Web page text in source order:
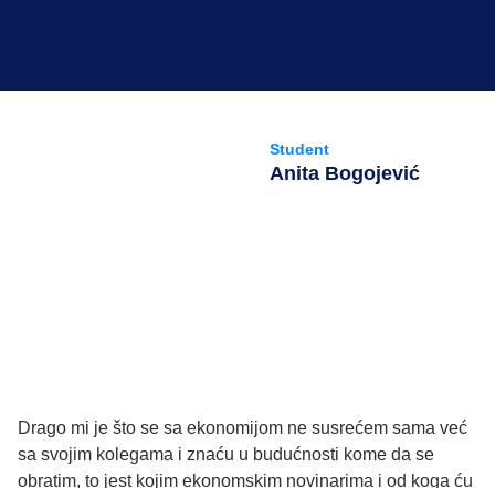
Student
Anita Bogojević
Drago mi je što se sa ekonomijom ne susrećem sama već
sa svojim kolegama i znaću u budućnosti kome da se
obratim, to jest kojim ekonomskim novinarima i od koga ću